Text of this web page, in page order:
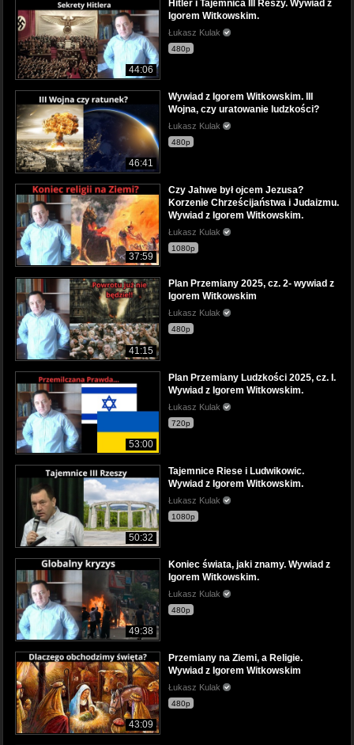
44:06
Hitler i Tajemnica III Reszy. Wywiad z
Igorem Witkowskim.
Łukasz Kulak
480p
46:41
Wywiad z Igorem Witkowskim. III
Wojna, czy uratowanie ludzkości?
Łukasz Kulak
480p
37:59
Czy Jahwe był ojcem Jezusa?
Korzenie Chrześcijaństwa i Judaizmu.
Wywiad z Igorem Witkowskim.
Łukasz Kulak
1080p
41:15
Plan Przemiany 2025, cz. 2- wywiad z
Igorem Witkowskim
Łukasz Kulak
480p
53:00
Plan Przemiany Ludzkości 2025, cz. I.
Wywiad z Igorem Witkowskim.
Łukasz Kulak
720p
50:32
Tajemnice Riese i Ludwikowic.
Wywiad z Igorem Witkowskim.
Łukasz Kulak
1080p
49:38
Koniec świata, jaki znamy. Wywiad z
Igorem Witkowskim.
Łukasz Kulak
480p
43:09
Przemiany na Ziemi, a Religie.
Wywiad z Igorem Witkowskim
Łukasz Kulak
480p